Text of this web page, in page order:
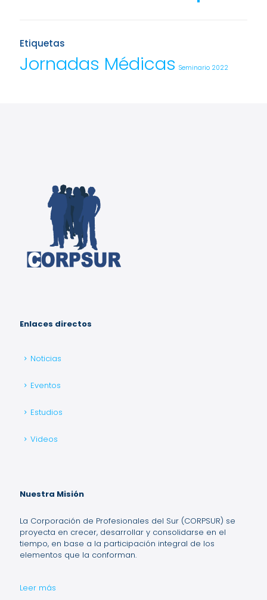
Etiquetas
Jornadas Médicas Seminario 2022
Enlaces directos
Noticias
Eventos
Estudios
Videos
Nuestra Misión
La Corporación de Profesionales del Sur (CORPSUR) se
proyecta en crecer, desarrollar y consolidarse en el
tiempo, en base a la participación integral de los
elementos que la conforman.
Leer más